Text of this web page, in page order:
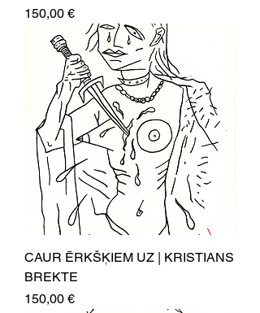
Price
150,00 €
CAUR ĒRKŠĶIEM UZ | KRISTIANS
BREKTE
Price
150,00 €